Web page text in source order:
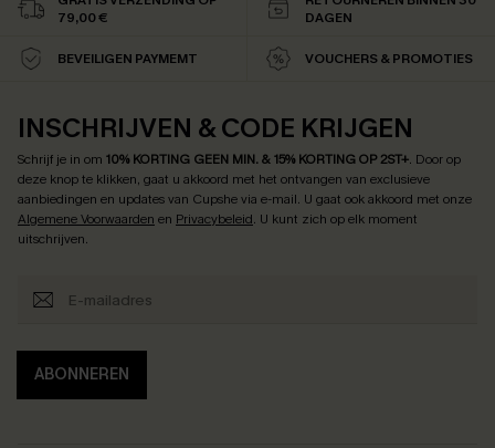
79,00 €
DAGEN
BEVEILIGEN PAYMEMT VOUCHERS & PROMOTIES
INSCHRIJVEN & CODE KRIJGEN
Schrijf je in om 10% KORTING GEEN MIN. & 15% KORTING OP 2ST+. Door op
deze knop te klikken, gaat u akkoord met het ontvangen van exclusieve
aanbiedingen en updates van Cupshe via e-mail. U gaat ook akkoord met onze
Algemene Voorwaarden en Privacybeleid. U kunt zich op elk moment
uitschrijven.
ABONNEREN